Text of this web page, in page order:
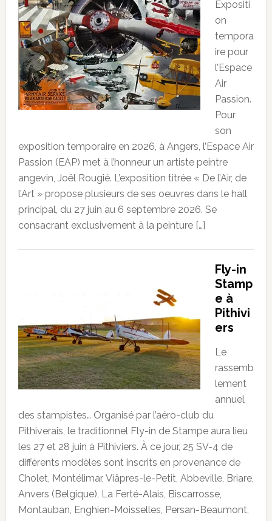
Expositi
on
tempora
ire pour
l’Espace
Air
Passion.
Pour
son
exposition temporaire en 2026, à Angers, l’Espace Air
Passion (EAP) met à l’honneur un artiste peintre
angevin, Joël Rougié. L’exposition titrée « De l’Air, de
l’Art » propose plusieurs de ses oeuvres dans le hall
principal, du 27 juin au 6 septembre 2026. Se
consacrant exclusivement à la peinture […]
Fly-in
Stamp
e à
Pithivi
ers
Le
rassemb
lement
annuel
des stampistes… Organisé par l’aéro-club du
Pithiverais, le traditionnel Fly-in de Stampe aura lieu
les 27 et 28 juin à Pithiviers. À ce jour, 25 SV-4 de
différents modèles sont inscrits en provenance de
Cholet, Montélimar, Viâpres-le-Petit, Abbeville, Briare,
Anvers (Belgique), La Ferté-Alais, Biscarrosse,
Montauban, Enghien-Moisselles, Persan-Beaumont,